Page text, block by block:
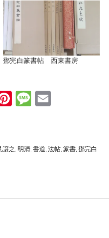
鄧完白篆書帖 西東書房
Pinterest
Message
譲之 , 明清, 書道, 法帖, 篆書, 鄧完白